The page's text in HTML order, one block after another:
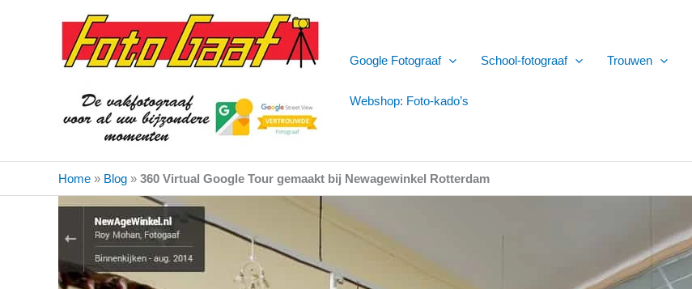
Google Fotograaf School-fotograaf Trouwen
Webshop: Foto-kado’s
Home » Blog » 360 Virtual Google Tour gemaakt bij Newagewinkel Rotterdam